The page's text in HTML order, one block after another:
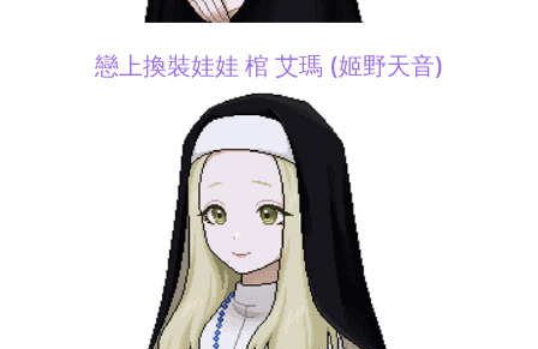
戀上換裝娃娃 棺 艾瑪 (姬野天音)